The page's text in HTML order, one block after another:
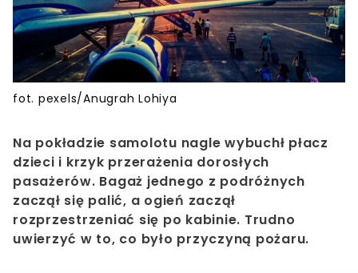
fot. pexels/Anugrah Lohiya
Na pokładzie samolotu nagle wybuchł płacz
dzieci i krzyk przerażenia dorosłych
pasażerów. Bagaż jednego z podróżnych
zaczął się palić, a ogień zaczął
rozprzestrzeniać się po kabinie. Trudno
uwierzyć w to, co było przyczyną pożaru.